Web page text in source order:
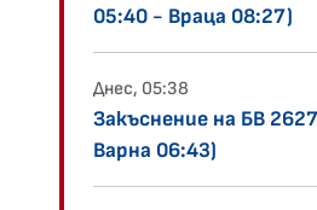
05:40 - Враца 08:27)
Днес, 05:38
Закъснение на БВ
Варна 06:43)